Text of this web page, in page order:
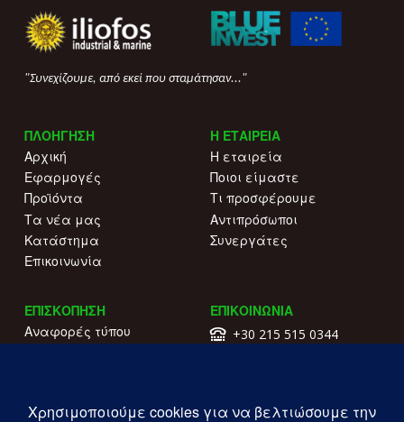
"Συνεχίζουμε, από εκεί που σταμάτησαν..."
ΠΛΟΗΓΗΣΗ
Αρχική
Εφαρμογές
Προϊόντα
Τα νέα μας
Κατάστημα
Επικοινωνία
Η ΕΤΑΙΡΕΙΑ
Η εταιρεία
Ποιοι είμαστε
Τι προσφέρουμε
Αντιπρόσωποι
Συνεργάτες
ΕΠΙΣΚΟΠΗΣΗ
Αναφορές τύπου
Πολιτική απορρήτου
ΕΠΙΚΟΙΝΩΝΙΑ
+30 215 515 0344